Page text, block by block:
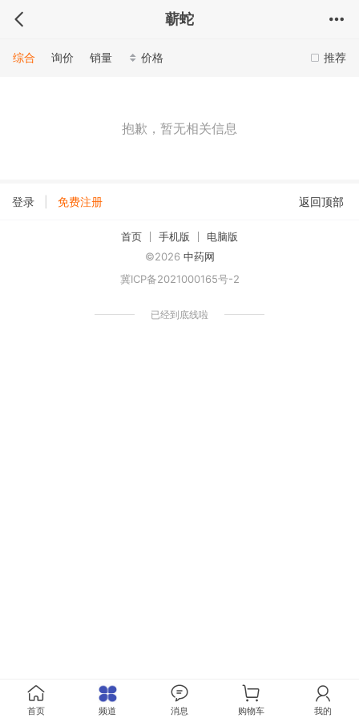
蕲蛇
推荐
综合 询价 销量 价格
抱歉，暂无相关信息
登录 免费注册 返回顶部
首页 手机版
电脑版
©2026 中药网
冀ICP备2021000165号-2
已经到底线啦
首页 频道 消息 购物车 我的